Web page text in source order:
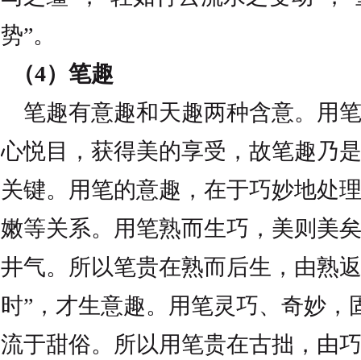
势”。
（4）笔趣
笔趣有意趣和天趣两种含意。用
心悦目，获得美的享受，故笔趣乃
关键。用笔的意趣，在于巧妙地处
嫩等关系。用笔熟而生巧，美则美
井气。所以笔贵在熟而后生，由熟
时”，才生意趣。用笔灵巧、奇妙，
流于甜俗。所以用笔贵在古拙，由